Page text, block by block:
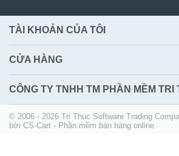
TÀI KHOẢN CỦA TÔI
CỬA HÀNG
CÔNG TY TNHH TM PHẦN MỀM TRI
© 2006 - 2026 Tri Thuc Software Trading
bởi CS-Cart - Phần mềm bán hàng online